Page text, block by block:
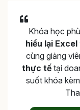
Khóa học
hiểu lại
cùng giảng
thực tếtại
suốt khóa